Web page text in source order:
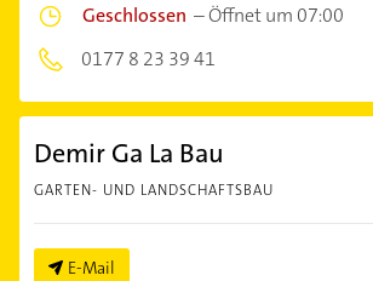
Geschlossen –Öffnet um 07:00
0177 8 23 39 41
Demir Ga La Bau
GARTEN- UND LANDSCHAFTSBAU
E-Mail